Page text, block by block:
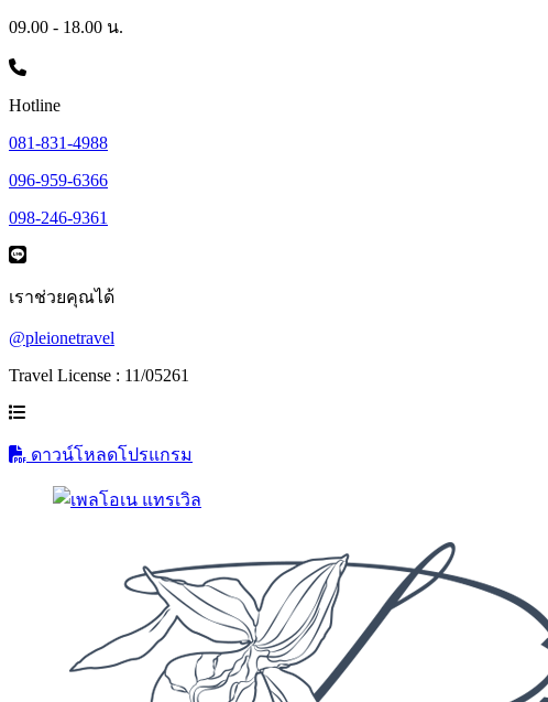
09.00 - 18.00 น.
Hotline
081-831-4988
096-959-6366
098-246-9361
เราช่วยคุณได้
@pleionetravel
Travel License : 11/05261
ดาวน์โหลดโปรแกรม